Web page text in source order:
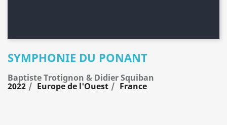
SYMPHONIE DU PONANT
Baptiste Trotignon & Didier Squiban
2022 Europe de l'Ouest France